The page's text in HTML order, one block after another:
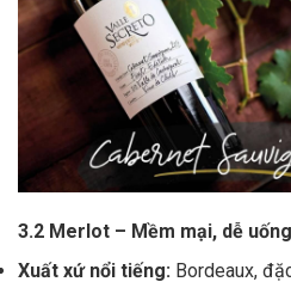
3.2 Merlot – Mềm mại, dễ uống
Xuất xứ nổi tiếng: Bordeaux,